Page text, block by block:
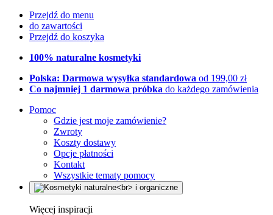
Przejdź do menu
do zawartości
Przejdź do koszyka
100% naturalne kosmetyki
Polska: Darmowa wysyłka standardowa od 199,00 zł
Co najmniej 1 darmowa próbka do każdego zamówienia
Pomoc
Gdzie jest moje zamówienie?
Zwroty
Koszty dostawy
Opcje płatności
Kontakt
Wszystkie tematy pomocy
Więcej inspiracji